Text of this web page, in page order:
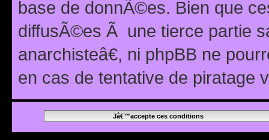
base de donnÃ©es. Bien que
diffusÃ©es Ã une tierce partie
anarchisteâ€, ni phpBB ne
en cas de tentative de piratage